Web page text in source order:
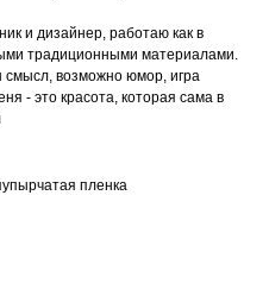
и дизайнер, работаю как в
традиционными материалами.
смысл, возможно юмор, игра
- это красота, которая сама в
пленка